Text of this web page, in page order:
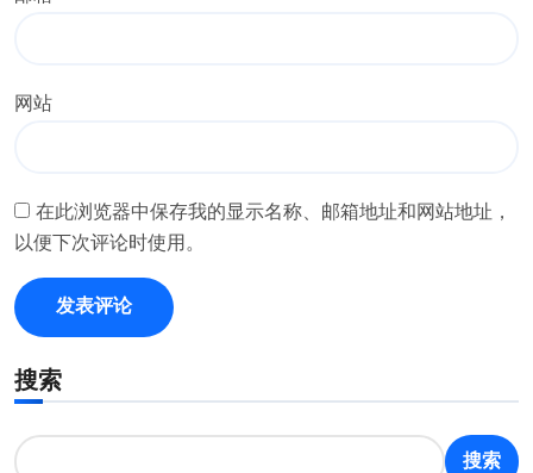
网站
在此浏览器中保存我的显示名称、邮箱地址和网站地址，
以便下次评论时使用。
搜索
搜索